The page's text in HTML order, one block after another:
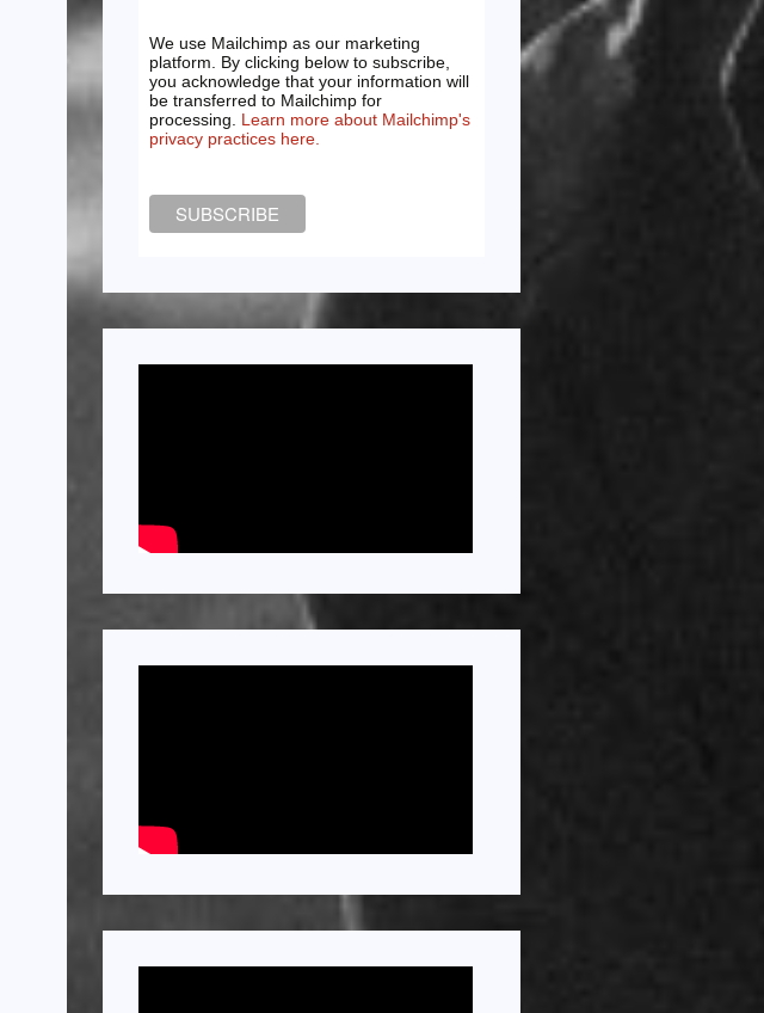
We use Mailchimp as our marketing
platform. By clicking below to subscribe,
you acknowledge that your information will
be transferred to Mailchimp for
processing. Learn more about Mailchimp's
privacy practices here.